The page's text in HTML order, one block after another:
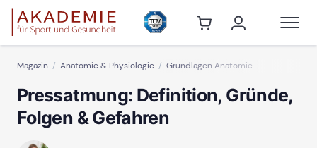
Magazin Anatomie & Physiologie Grundlagen Anatomie
Pressatmung: Definition, Gründe,
Folgen & Gefahren